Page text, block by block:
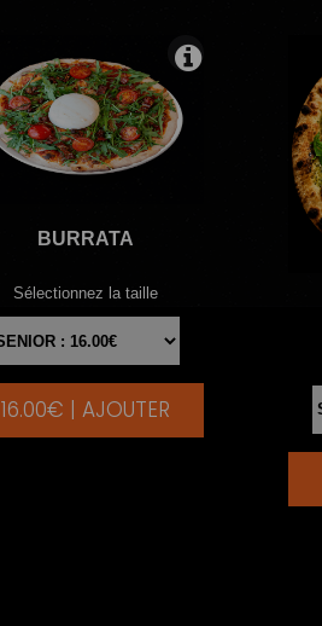
BURRATA
Sélectionnez la taille
|
16.00€ | AJOUTER